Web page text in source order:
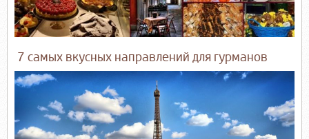
7 самых вкусных направлений для гурманов